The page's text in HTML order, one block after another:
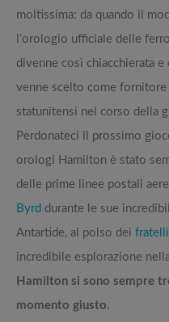
moltissima: da quando il
l’orologio ufficiale delle
divenne così chiacchierata e
venne scelto come
statunitensi nel corso della
Perdonateci il prossimo
orologi Hamilton è stato
delle prime linee postali
Byrd durante le sue
Antartide, al polso dei fratelli
incredibile esplorazione
Hamilton si sono sempre
momento giusto.